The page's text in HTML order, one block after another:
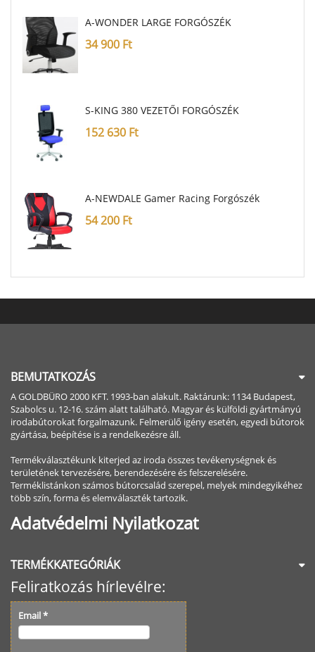
A-WONDER LARGE FORGÓSZÉK
34 900 Ft
S-KING 380 VEZETŐI FORGÓSZÉK
152 630 Ft
A-NEWDALE Gamer Racing Forgószék
54 200 Ft
BEMUTATKOZÁS
A GOLDBÜRO 2000 KFT. 1993-ban alakult. Raktárunk: 1134 Budapest,
Szabolcs u. 12-16. szám alatt található. Magyar és külföldi gyártmányú
irodabútorokat forgalmazunk. Felmerülő igény esetén, egyedi bútorok
gyártása, beépítése is a rendelkezésre áll.
Termékválasztékunk kiterjed az iroda összes tevékenységnek és
területének tervezésére, berendezésére és felszerelésére.
Terméklistánkon számos bútorcsalád szerepel, melyek mindegyikéhez
több szín, forma és elemválaszték tartozik.
Adatvédelmi Nyilatkozat
TERMÉKKATEGÓRIÁK
Feliratkozás hírlevélre:
Email*